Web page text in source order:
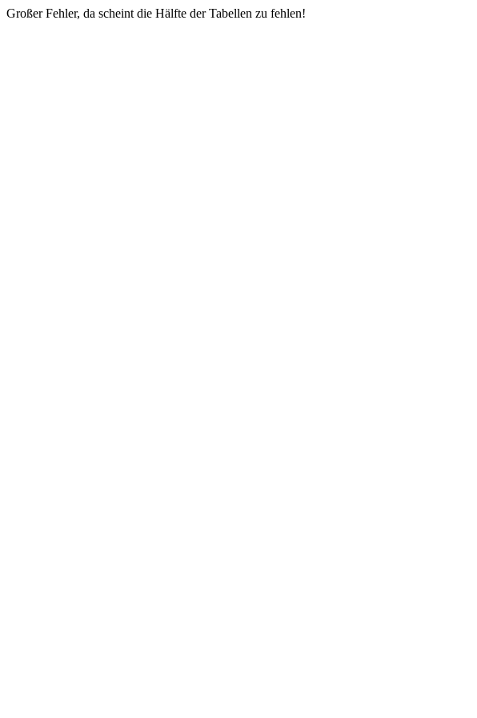
Großer Fehler, da scheint die Hälfte der Tabellen zu fehlen!